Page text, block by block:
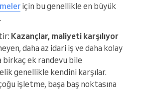
için bu genellikle en büyük
Kazançlar, maliyeti karşılıyor
daha az idari iş ve daha kolay
birkaç ek randevu bile
genellikle kendini karşılar.
işletme, başa baş noktasına